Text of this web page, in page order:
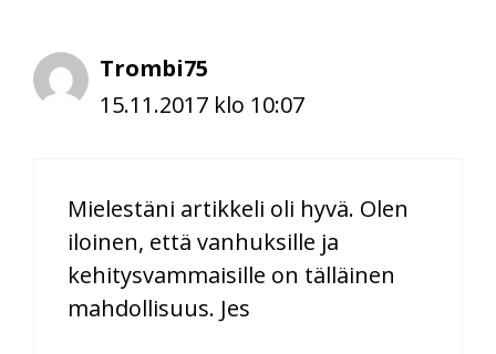
Trombi75
15.11.2017 klo 10:07
Mielestäni artikkeli oli hyvä. Olen
iloinen, että vanhuksille ja
kehitysvammaisille on tälläinen
mahdollisuus. Jes